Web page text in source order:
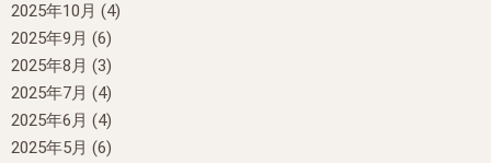
2025年10月 (4)
2025年9月 (6)
2025年8月 (3)
2025年7月 (4)
2025年6月 (4)
2025年5月 (6)